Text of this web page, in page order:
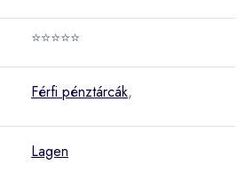
⭐⭐⭐⭐⭐
Férfi pénztárcák,
Lagen